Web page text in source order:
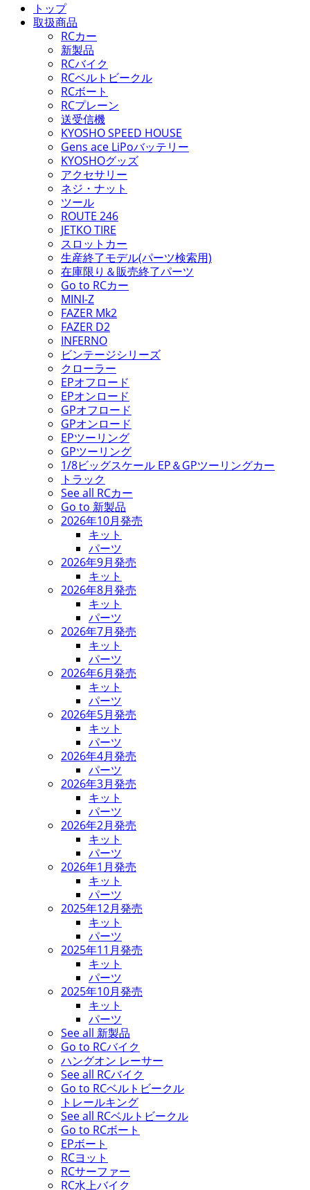
トップ
取扱商品
RCカー
新製品
RCバイク
RCベルトビークル
RCボート
RCプレーン
送受信機
KYOSHO SPEED HOUSE
Gens ace LiPoバッテリー
KYOSHOグッズ
アクセサリー
ネジ・ナット
ツール
ROUTE 246
JETKO TIRE
スロットカー
生産終了モデル(パーツ検索用)
在庫限り＆販売終了パーツ
Go to RCカー
MINI-Z
FAZER Mk2
FAZER D2
INFERNO
ビンテージシリーズ
クローラー
EPオフロード
EPオンロード
GPオフロード
GPオンロード
EPツーリング
GPツーリング
1/8ビッグスケール EP＆GPツーリングカー
トラック
See all RCカー
Go to 新製品
2026年10月発売
キット
パーツ
2026年9月発売
キット
2026年8月発売
キット
パーツ
2026年7月発売
キット
パーツ
2026年6月発売
キット
パーツ
2026年5月発売
キット
パーツ
2026年4月発売
パーツ
2026年3月発売
キット
パーツ
2026年2月発売
キット
パーツ
2026年1月発売
キット
パーツ
2025年12月発売
キット
パーツ
2025年11月発売
キット
パーツ
2025年10月発売
キット
パーツ
See all 新製品
Go to RCバイク
ハングオン レーサー
See all RCバイク
Go to RCベルトビークル
トレールキング
See all RCベルトビークル
Go to RCボート
EPボート
RCヨット
RCサーファー
RC水上バイク